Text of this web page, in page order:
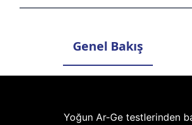
Genel Bakış
Yoğun Ar-Ge testlerinden